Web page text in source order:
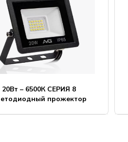
20Вт – 6500К СЕРИЯ 8
прожектор